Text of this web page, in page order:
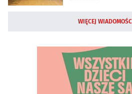
WIĘCEJ WIADOMOŚCI